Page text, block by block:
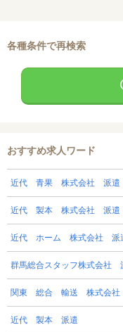
各種条件で再検索
おすすめ求人ワード
近代 青果 株式会社 派遣
近代 製本 株式会社 派遣
近代 ホーム 株式会社 派
群馬総合スタッフ株式会社
関東 総合 輸送 株式会
近代 製本 派遣